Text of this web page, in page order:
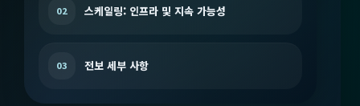
02 스케일링: 인프라 및 지속 가능성
03 전보 세부 사항